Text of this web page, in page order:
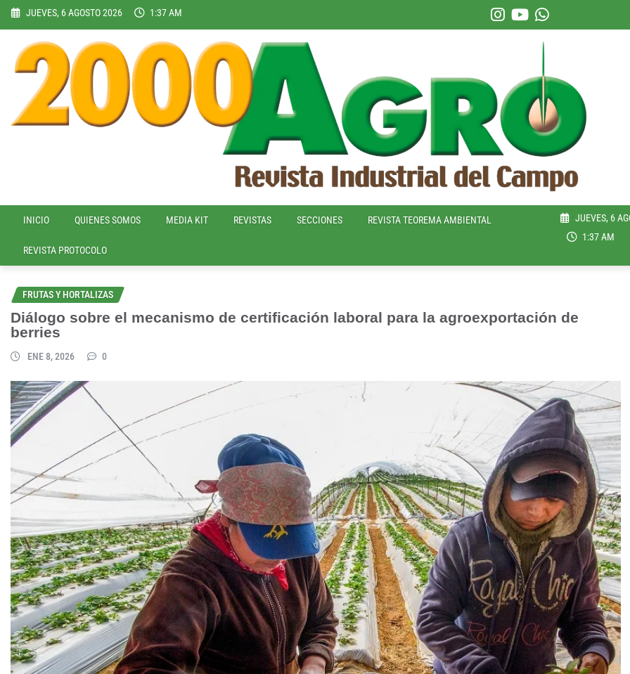
Skip
content
JUEVES, 6 AGOSTO 2026 1:37 AM
INICIO QUIENES SOMOS MEDIA KIT REVISTAS SECCIONES REVISTA TEOREMA AMBIENTAL
REVISTA PROTOCOLO
JUEVES, 6
1:37 AM
FRUTAS Y HORTALIZAS
Diálogo sobre el mecanismo de certificación laboral para la agroexportación de
berries
ENE 8, 2026 0